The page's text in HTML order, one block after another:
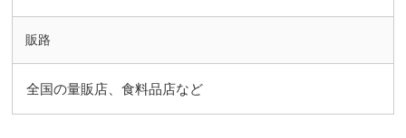
販路
全国の量販店、食料品店など